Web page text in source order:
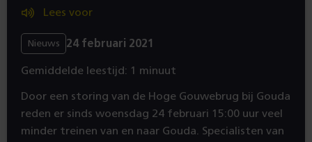
Lees voor
Nieuws 24 februari 2021
Gemiddelde leestijd: 1 minuut
Door een storing van de Hoge Gouwebrug bij Gouda
reden er sinds woensdag 24 februari 15:00 uur veel
minder treinen van en naar Gouda. Specialisten van